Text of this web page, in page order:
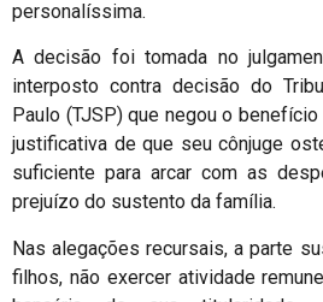
personalíssima.
A decisão foi tomada no
interposto contra decisão do
Paulo (TJSP) que negou o
justificativa de que seu cônjuge
suficiente para arcar com as
prejuízo do sustento da família.
Nas alegações recursais, a parte
filhos, não exercer atividade